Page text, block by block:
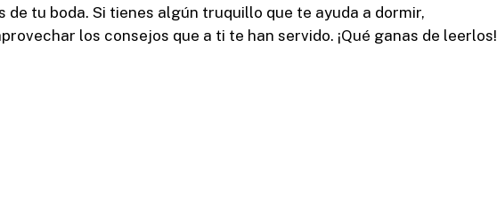
tu boda. Si tienes algún truquillo que te ayuda a dormir,
los consejos que a ti te han servido. ¡Qué ganas de leerlos!